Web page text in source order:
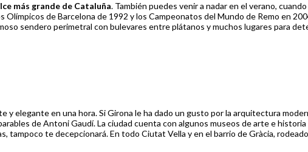
más grande de Cataluña. También puedes venir a nadar en el verano,
de Barcelona de 1992 y los Campeonatos del Mundo de Remo en
sendero perimetral con bulevares entre plátanos y muchos lugares para
y elegante en una hora. Si Girona le ha dado un gusto por la arquitectura
de Antoni Gaudí. La ciudad cuenta con algunos museos de arte e
tampoco te decepcionará. En todo Ciutat Vella y en el barrio de Gràcia,